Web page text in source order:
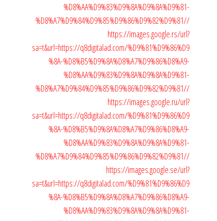
%D8%AA%D9%83%D9%8A%D9%8A%D9%81-
%D8%A7%D9%84%D9%85%D9%86%D9%82%D9%81//
https://images.google.rs/url?
sa=t&url=https://q8digitalad.com/%D9%81%D9%86%D9
%8A-%D8%B5%D9%8A%D8%A7%D9%86%D8%A9-
%D8%AA%D9%83%D9%8A%D9%8A%D9%81-
%D8%A7%D9%84%D9%85%D9%86%D9%82%D9%81//
https://images.google.ru/url?
sa=t&url=https://q8digitalad.com/%D9%81%D9%86%D9
%8A-%D8%B5%D9%8A%D8%A7%D9%86%D8%A9-
%D8%AA%D9%83%D9%8A%D9%8A%D9%81-
%D8%A7%D9%84%D9%85%D9%86%D9%82%D9%81//
https://images.google.se/url?
sa=t&url=https://q8digitalad.com/%D9%81%D9%86%D9
%8A-%D8%B5%D9%8A%D8%A7%D9%86%D8%A9-
%D8%AA%D9%83%D9%8A%D9%8A%D9%81-